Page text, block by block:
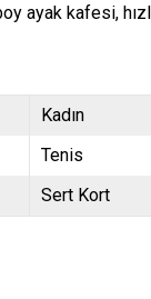
ayak kafesi,
Kadın
Tenis
Sert Kort